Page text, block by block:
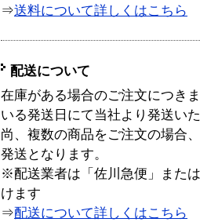
⇒送料について詳しくはこちら
配送について
在庫がある場合のご注文につき
いる発送日にて当社より発送い
尚、複数の商品をご注文の場合
発送となります。
※配送業者は「佐川急便」また
けます
⇒配送について詳しくはこちら